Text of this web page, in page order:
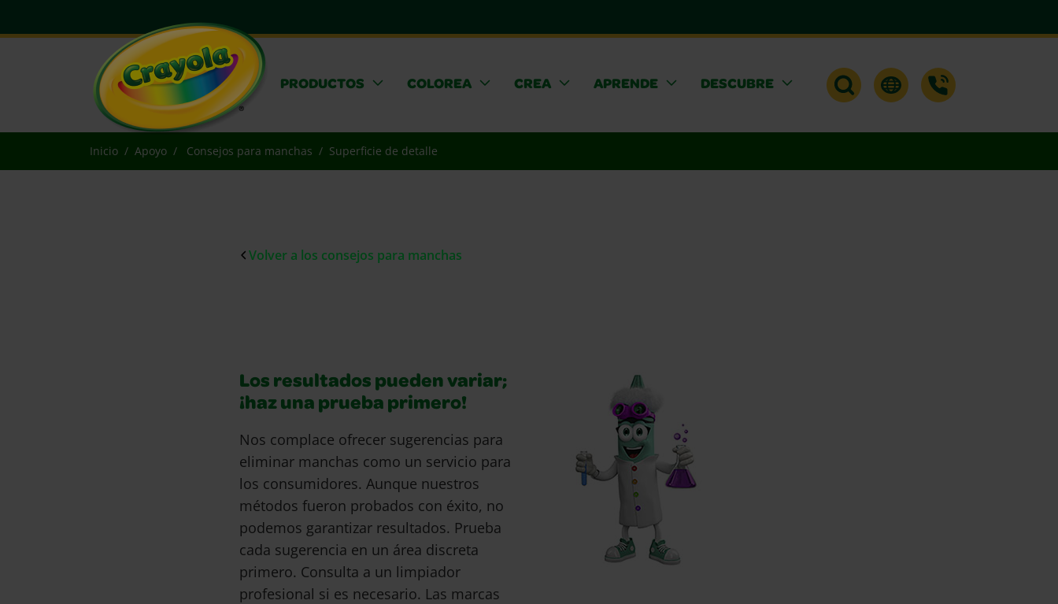
PRODUCTOS COLOREA CREA APRENDE DESCUBRE
Inicio Apoyo Consejos para manchas Superficie de detalle
Volver a los consejos para manchas
Los resultados pueden variar;
¡haz una prueba primero!
Nos complace ofrecer sugerencias para
eliminar manchas como un servicio para
los consumidores. Aunque nuestros
métodos fueron probados con éxito, no
podemos garantizar resultados. Prueba
cada sugerencia en un área discreta
primero. Consulta a un limpiador
profesional si es necesario. Las marcas